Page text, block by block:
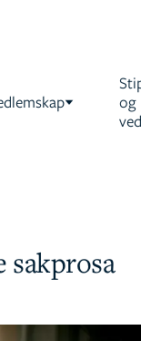
og
sakprosa